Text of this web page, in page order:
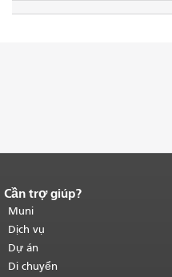
Kết thúc nội dung trang.
của trang này được lặp lại trên mọi
trang.Quay lại đầu trang nội dung
chính.
Cần trợ giúp?
Muni
Dịch vụ
Dự án
Di chuyển